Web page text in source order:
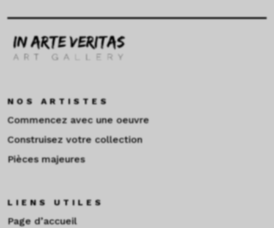
NOS ARTISTES
Commencez avec une oeuvre
Construisez votre collection
Pièces majeures
LIENS UTILES
Page d’accueil